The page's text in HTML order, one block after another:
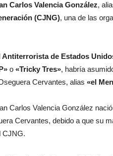
Carlos Valencia González,
(CJNG), una de las
Antiterrorista de Estados
o «Tricky Tres», habría
Cervantes, alias «el
Carlos Valencia González
Cervantes, debido a que su
CJNG.